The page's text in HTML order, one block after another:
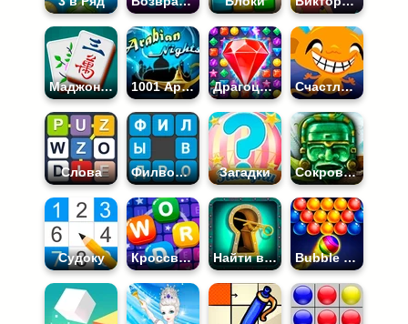
Маджонг Коннект 1001 Арабская Ночь Драгоценные Камни Счастливая Обезьянка
Слова Филворды Загадки Сокровища Монтесумы
Судоку Кроссворд Найти выход Bubble Shooter